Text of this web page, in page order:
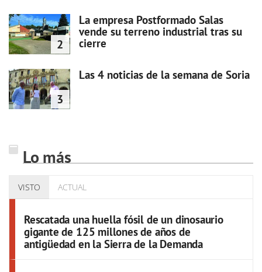
2
La empresa Postformado Salas
vende su terreno industrial tras su
cierre
3
Las 4 noticias de la semana de Soria
Lo más
VISTO ACTUAL
Rescatada una huella fósil de un dinosaurio
gigante de 125 millones de años de
antigüedad en la Sierra de la Demanda